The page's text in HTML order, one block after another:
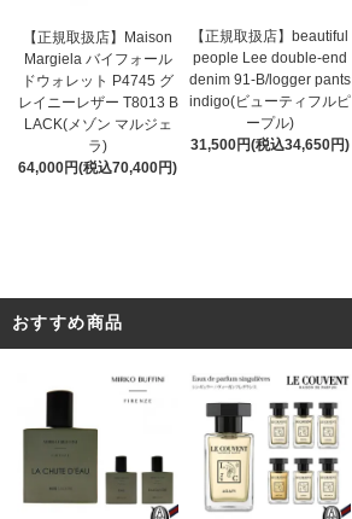
【正規取扱店】Maison
Margiela バイフォール
ドウォレット P4745 グ
レイニーレザー T8013 B
LACK(メゾン マルジェ
ラ)
64,000円(税込70,400円)
【正規取扱店】beautiful
people Lee double-end
denim 91-B/logger pants
indigo(ビューティフルピ
ープル)
31,500円(税込34,650円)
おすすめ商品